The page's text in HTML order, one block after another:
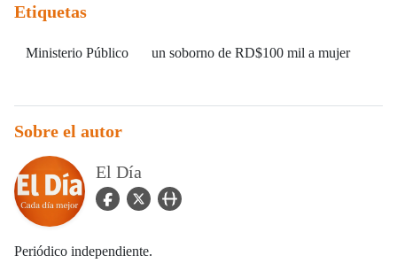
Etiquetas
Ministerio Público un soborno de RD$100 mil a mujer
Sobre el autor
El Día
facebook Icon
twitter Iconuser_url Icon
Periódico independiente.